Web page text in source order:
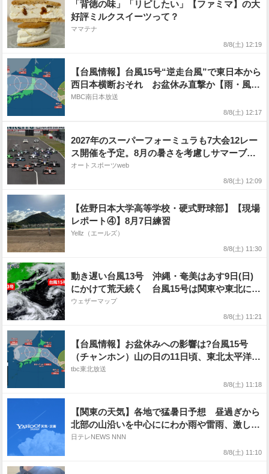
「背徳の味」「リピしたい」【ファミマ】の大
好評ミルクスイーツって？
ママテナ
8/8(土) 12:19
【台風情報】台風15号“逆走台風”で東日本から
西日本横断おそれ お盆休み直撃か【雨・風シ
ミュレーション13日（木）まで】気象庁の進路
MBC南日本放送
8/8(土) 12:17
2027年のスーパーフォーミュラも7大会12レー
ス開催を予定。8月の暑さを考慮しサマーブレ
イクを設定
オートスポーツweb
8/8(土) 12:09
【佐野日本大学高等学校・硬式野球部】【現場
レポート④】8月7日練習
Yellz（エールズ）
8/8(土) 11:30
動き遅い台風13号 沖縄・奄美はあす9日(日)
にかけて荒天続く 台風15号は関東や東北に接
近・上陸のおそれ
ウェザーマップ
8/8(土) 11:21
【台風情報】お盆休みへの影響は?台風15号
（チャンホン）山の日の11日頃、東北太平洋
側〜関東に上陸する可能性（8日午前11時現
在）【雨風シミュレーション7日〜13日】
tbc東北放送
8/8(土) 11:18
【関東の天気】各地で猛暑日予想 昼過ぎから
北部の山沿いを中心ににわか雨や雷雨、激しく
降る所も
日テレNEWS NNN
8/8(土) 11:10